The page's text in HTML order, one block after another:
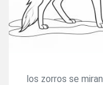
los zorros se miran